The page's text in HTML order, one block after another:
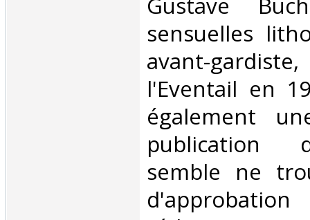
sensuelles
avant-
l'Eventail en
également
publication
semble ne